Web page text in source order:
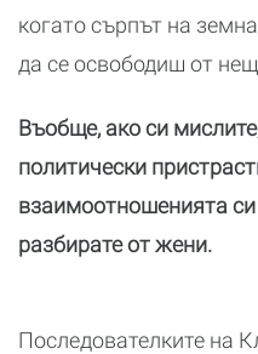
когато сърпът на
да се освободиш от
Въобще, ако си
политически
взаимоотношенията
разбирате от жени.
Последователките на